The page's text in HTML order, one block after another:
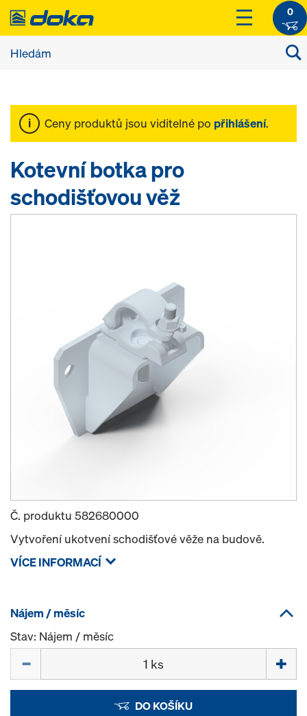
0
Ceny produktů jsou viditelné po přihlášení.
Kotevní botka pro
schodišťovou věž
Č. produktu 582680000
Vytvoření ukotvení schodišťové věže na budově.
VÍCE INFORMACÍ
Nájem / měsíc
Stav: Nájem / měsíc
DO KOŠÍKU